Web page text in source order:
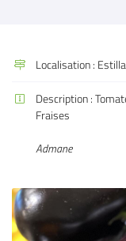
Rafraîchir le captcha
En cochant cette case,
 Localisation :
 Description :
Fraises
Admane